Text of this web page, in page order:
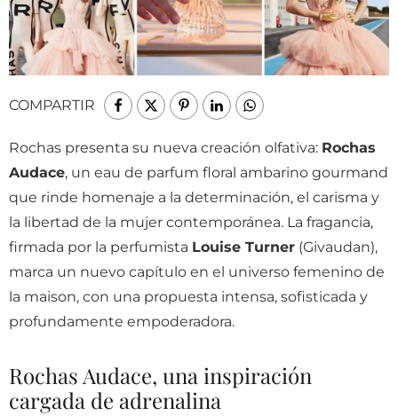
COMPARTIR
Rochas presenta su nueva creación olfativa: Rochas
Audace, un eau de parfum floral ambarino gourmand
que rinde homenaje a la determinación, el carisma y
la libertad de la mujer contemporánea. La fragancia,
firmada por la perfumista Louise Turner (Givaudan),
marca un nuevo capítulo en el universo femenino de
la maison, con una propuesta intensa, sofisticada y
profundamente empoderadora.
Rochas Audace, una inspiración
cargada de adrenalina